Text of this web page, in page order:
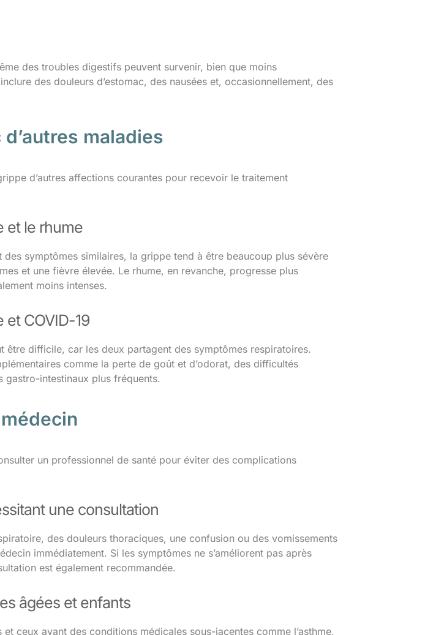
des troubles digestifs peuvent survenir, bien que moins
des douleurs d’estomac, des nausées et, occasionnellement, des
maladies
d’autres affections courantes pour recevoir le traitement
et le rhume
symptômes similaires, la grippe tend à être beaucoup plus sévère
et une fièvre élevée. Le rhume, en revanche, progresse plus
moins intenses.
et COVID-19
être difficile, car les deux partagent des symptômes respiratoires.
comme la perte de goût et d’odorat, des difficultés
gastro-intestinaux plus fréquents.
un professionnel de santé pour éviter des complications
une consultation
des douleurs thoraciques, une confusion ou des vomissements
immédiatement. Si les symptômes ne s’améliorent pas après
est également recommandée.
âgées et enfants
ceux ayant des conditions médicales sous-jacentes comme l’asthme,